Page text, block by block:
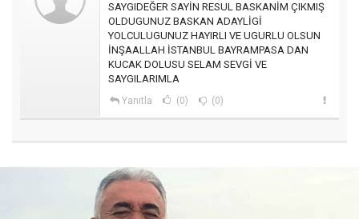
SAYGIDEĞER SAYİN RESUL BASKANİM ÇIKMIŞ
OLDUGUNUZ BASKAN ADAYLİGİ
YOLCULUGUNUZ HAYIRLI VE UGURLU OLSUN
İNŞAALLAH İSTANBUL BAYRAMPASA DAN
KUCAK DOLUSU SELAM SEVGİ VE
SAYGILARIMLA
Yanıtla (0) (0)